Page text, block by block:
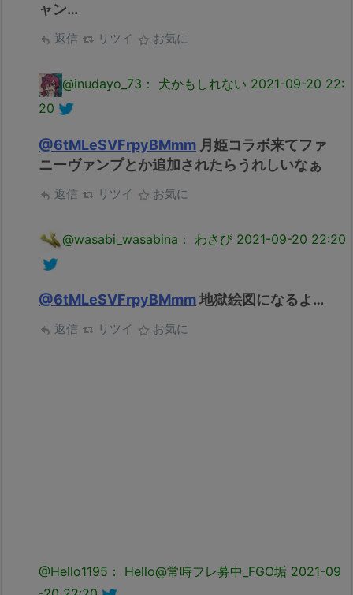
ャン…
返信 リツイ お気に
@inudayo_73： 犬かもしれない 2021-09-20 22:
20
@6tMLeSVFrpyBMmm 月姫コラボ来てファ
ニーヴァンプとか追加されたらうれしいなぁ
返信 リツイ お気に
@wasabi_wasabina： わさび 2021-09-20 22:20
@6tMLeSVFrpyBMmm地獄絵図になるよ…
返信 リツイ お気に
@Hello1195： Hello@常時フレ募中_FGO垢 2021-09